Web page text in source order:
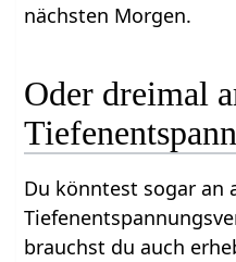
nächsten Morgen.
Oder dreimal
Du könntest sogar an
brauchst du auch